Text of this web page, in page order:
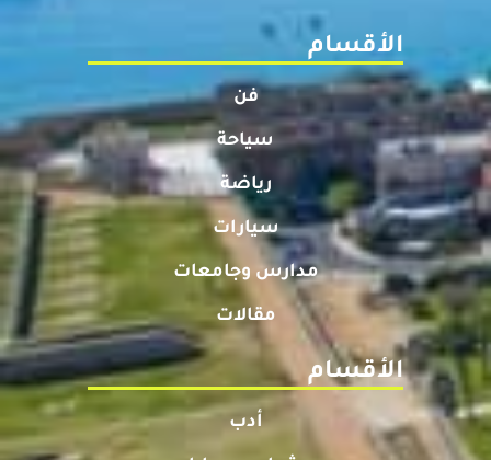
الأقسام
فن
سياحة
رياضة
سيارات
مدارس وجامعات
مقالات
الأقسام
أدب